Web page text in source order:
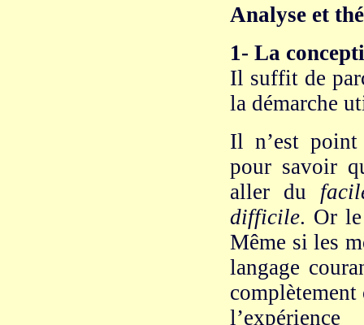
Analyse et
1- La
Il suffit de
la démarche
Il n’est point
pour savoir
aller du
difficile. Or
Même si les
langage